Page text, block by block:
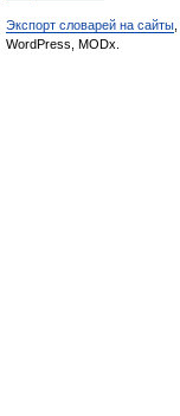
Экспорт словарей на сайты
WordPress, MODx.